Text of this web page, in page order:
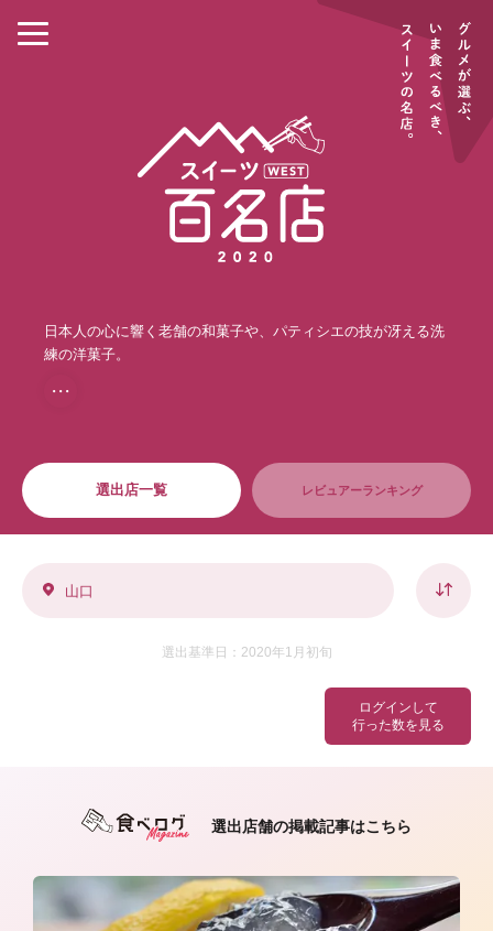
日本人の心に響く老舗の和菓子や、パティシエの技が冴える洗
練の洋菓子。
・・・
選出店一覧 レビュアーランキング
ログインして
行った数を見る
山口
選出基準日：2020年1月初旬
選出店舗の掲載記事はこちら